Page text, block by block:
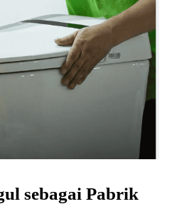
sebagai Pabrik